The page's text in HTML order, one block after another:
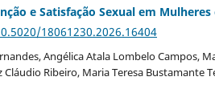
e Satisfação Sexual em
18061230.2026.16404
Angélica Atala Lombelo Campos,
Cláudio Ribeiro, Maria Teresa Bustamante